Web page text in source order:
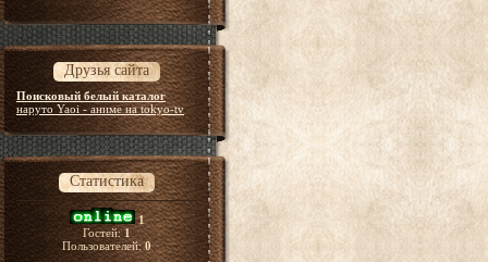
Друзья сайта
Поисковый белый каталог
наруто Yaoi - аниме на tokyo-tv
Статистика
1
Гостей:1
Пользователей:0